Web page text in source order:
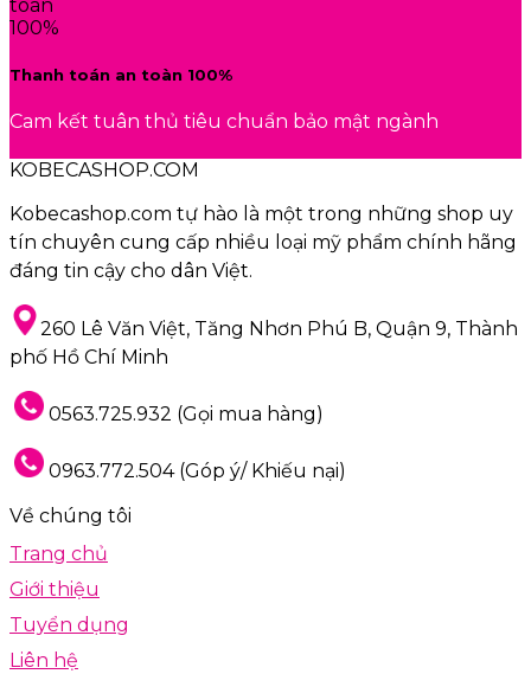
Thanh toán an toàn 100%
Cam kết tuân thủ tiêu chuẩn bảo mật ngành
KOBECASHOP.COM
Kobecashop.com tự hào là một trong những shop uy
tín chuyên cung cấp nhiều loại mỹ phẩm chính hãng
đáng tin cậy cho dân Việt.
260 Lê Văn Việt, Tăng Nhơn Phú B, Quận 9, Thành
phố Hồ Chí Minh
0563.725.932 (Gọi mua hàng)
0963.772.504 (Góp ý/ Khiếu nại)
Về chúng tôi
Trang chủ
Giới thiệu
Tuyển dụng
Liên hệ